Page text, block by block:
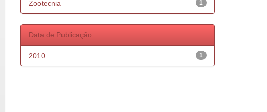
1
Zootecnia
Data de Publicação
1
2010